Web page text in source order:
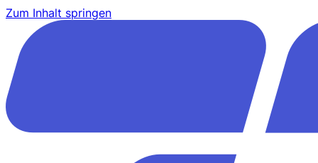
Zum Inhalt springen